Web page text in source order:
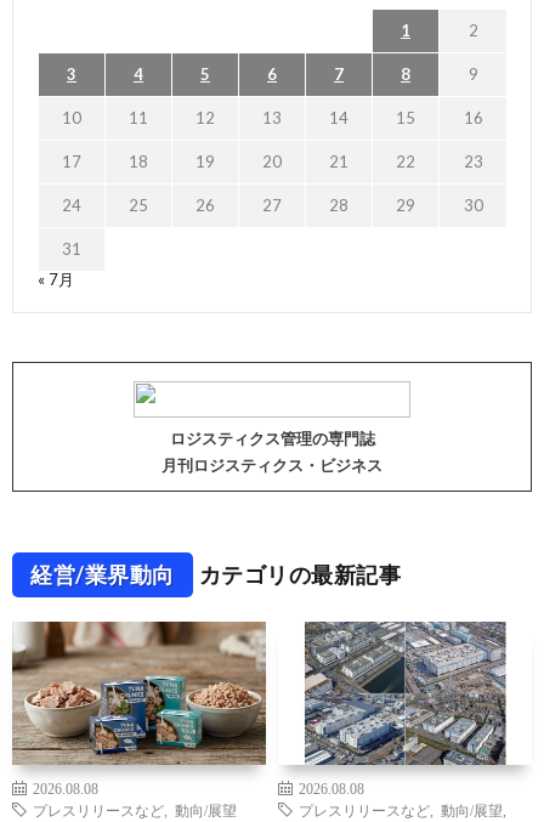
1 2
3 4 5 6 7 8 9
10 11 12 13 14 15 16
17 18 19 20 21 22 23
24 25 26 27 28 29 30
31
« 7月
ロジスティクス管理の専門誌
月刊ロジスティクス・ビジネス
経営/業界動向 カテゴリの最新記事
2026.08.08
プレスリリースなど
動向/展望
2026.08.08
プレスリリースなど
動向/展望